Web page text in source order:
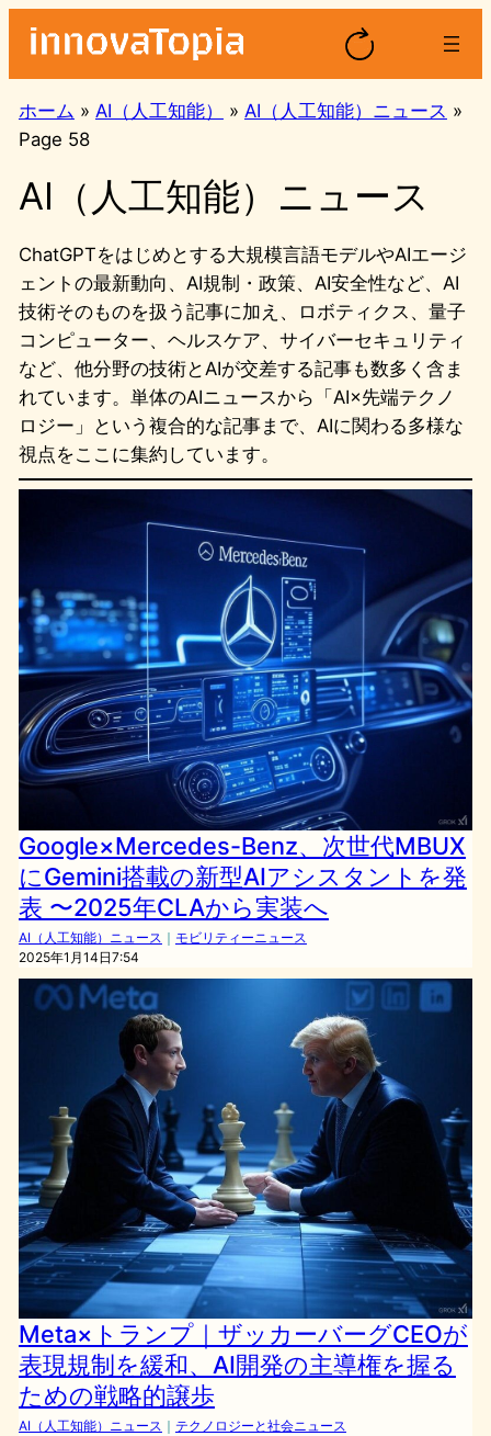
を
ス
キ
プ
ホーム » AI（人工知能） » AI（人工知能）ニュース »
Page 58
AI（人工知能）ニュース
ChatGPTをはじめとする大規模言語モデルやAIエージ
ェントの最新動向、AI規制・政策、AI安全性など、AI
技術そのものを扱う記事に加え、ロボティクス、量子
コンピューター、ヘルスケア、サイバーセキュリティ
など、他分野の技術とAIが交差する記事も数多く含ま
れています。単体のAIニュースから「AI×先端テクノ
ロジー」という複合的な記事まで、AIに関わる多様な
視点をここに集約しています。
Google×Mercedes-Benz、次世代MBUX
にGemini搭載の新型AIアシスタントを発
表 〜2025年CLAから実装へ
AI（人工知能）ニュース ｜ モビリティーニュース
2025年1月14日7:54
Meta×トランプ｜ザッカーバーグCEOが
表現規制を緩和、AI開発の主導権を握る
ための戦略的譲歩
AI（人工知能）ニュース ｜ テクノロジーと社会ニュース